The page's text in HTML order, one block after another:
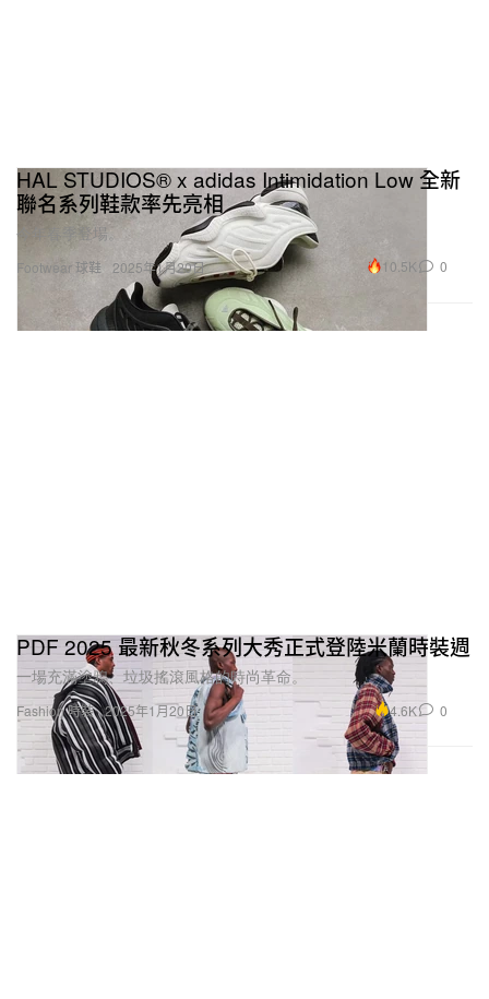
Footwear 球鞋
HAL STUDIOS® x adidas Intimidation Low 全新
聯名系列鞋款率先亮相
今年春季登場。
2025年1月20日 10.5K 0
Fashion 時裝
PDF 2025 最新秋冬系列大秀正式登陸米蘭時裝週
一場充滿塗鴉、垃圾搖滾風格的時尚革命。
2025年1月20日 4.6K 0